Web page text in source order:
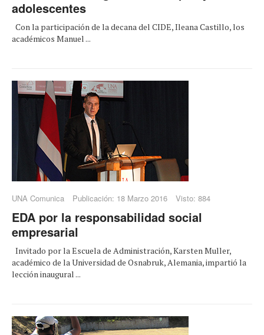
adolescentes
Con la participación de la decana del CIDE, Ileana Castillo, los
académicos Manuel ...
UNA Comunica Publicación: 18 Marzo 2016 Visto: 884
EDA por la responsabilidad social
empresarial
Invitado por la Escuela de Administración, Karsten Muller,
académico de la Universidad de Osnabruk, Alemania, impartió la
lección inaugural ...